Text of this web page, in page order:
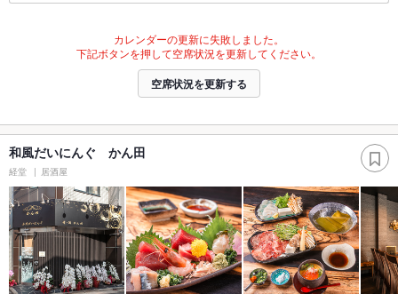
カレンダーの更新に失敗しました。
下記ボタンを押して空席状況を更新してください。
空席状況を更新する
和風だいにんぐ かん田
経堂 居酒屋